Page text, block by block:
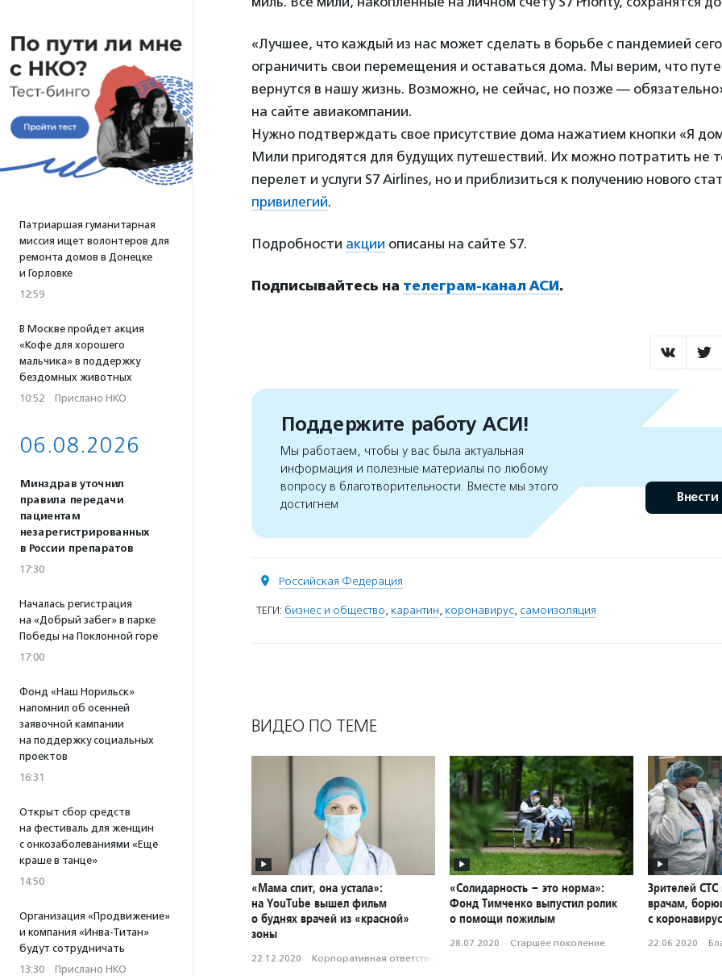
Патриаршая гуманитарная
миссия ищет волонтеров для
ремонта домов в Донецке
и Горловке
12:59
В Москве пройдет акция
«Кофе для хорошего
мальчика» в поддержку
бездомных животных
10:52 · Прислано НКО
06.08.2026
Минздрав уточнил
правила передачи
пациентам
незарегистрированных
в России препаратов
17:30
Началась регистрация
на «Добрый забег» в парке
Победы на Поклонной горе
17:00
Фонд «Наш Норильск»
напомнил об осенней
заявочной кампании
на поддержку социальных
проектов
16:31
Открыт сбор средств
на фестиваль для женщин
с онкозаболеваниями «Еще
краше в танце»
14:50
Организация «Продвижение»
и компания «Инва-Титан»
будут сотрудничать
13:30 · Прислано НКО
«Лучшее, что каждый из нас может сделать в борьбе с пандемией
ограничить свои перемещения и оставаться дома. Мы верим, что
вернутся в нашу жизнь. Возможно, не сейчас, но позже —
на сайте авиакомпании.
Нужно подтверждать свое присутствие дома нажатием кнопки «Я
Мили пригодятся для будущих путешествий. Их можно потратить не
перелет и услуги S7 Airlines, но и приблизиться к получению нового
привилегий.
Подробности акции описаны на сайте S7.
Подписывайтесь на телеграм-канал АСИ.
Поддержите работу АСИ!
Мы работаем, чтобы у вас была актуальная
информация и полезные материалы по любому
вопросу в благотворительности. Вместе мы этого
достигнем
Внести
Российская Федерация
ТЕГИ: бизнес и общество, карантин, коронавирус, самоизоляция
ВИДЕО ПО ТЕМЕ
«Мама спит, она устала»:
на YouTube вышел фильм
о буднях врачей из «красной»
зоны
22.12.2020 · Корпоративная ответственность
«Солидарность – это норма»:
Фонд Тимченко выпустил ролик
о помощи пожилым
28.07.2020 · Старшее поколение
Зрителей
врачам,
с
22.06.2020 ·